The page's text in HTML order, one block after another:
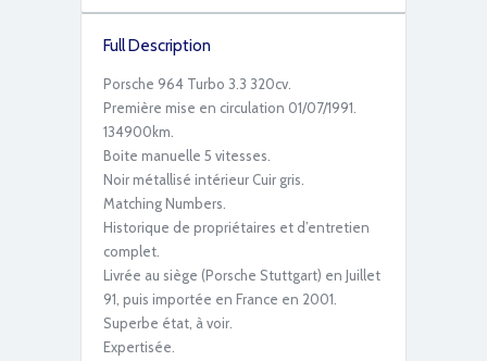
Full Description
Porsche 964 Turbo 3.3 320cv.
Première mise en circulation 01/07/1991.
134900km.
Boite manuelle 5 vitesses.
Noir métallisé intérieur Cuir gris.
Matching Numbers.
Historique de propriétaires et d’entretien
complet.
Livrée au siège (Porsche Stuttgart) en Juillet
91, puis importée en France en 2001.
Superbe état, à voir.
Expertisée.